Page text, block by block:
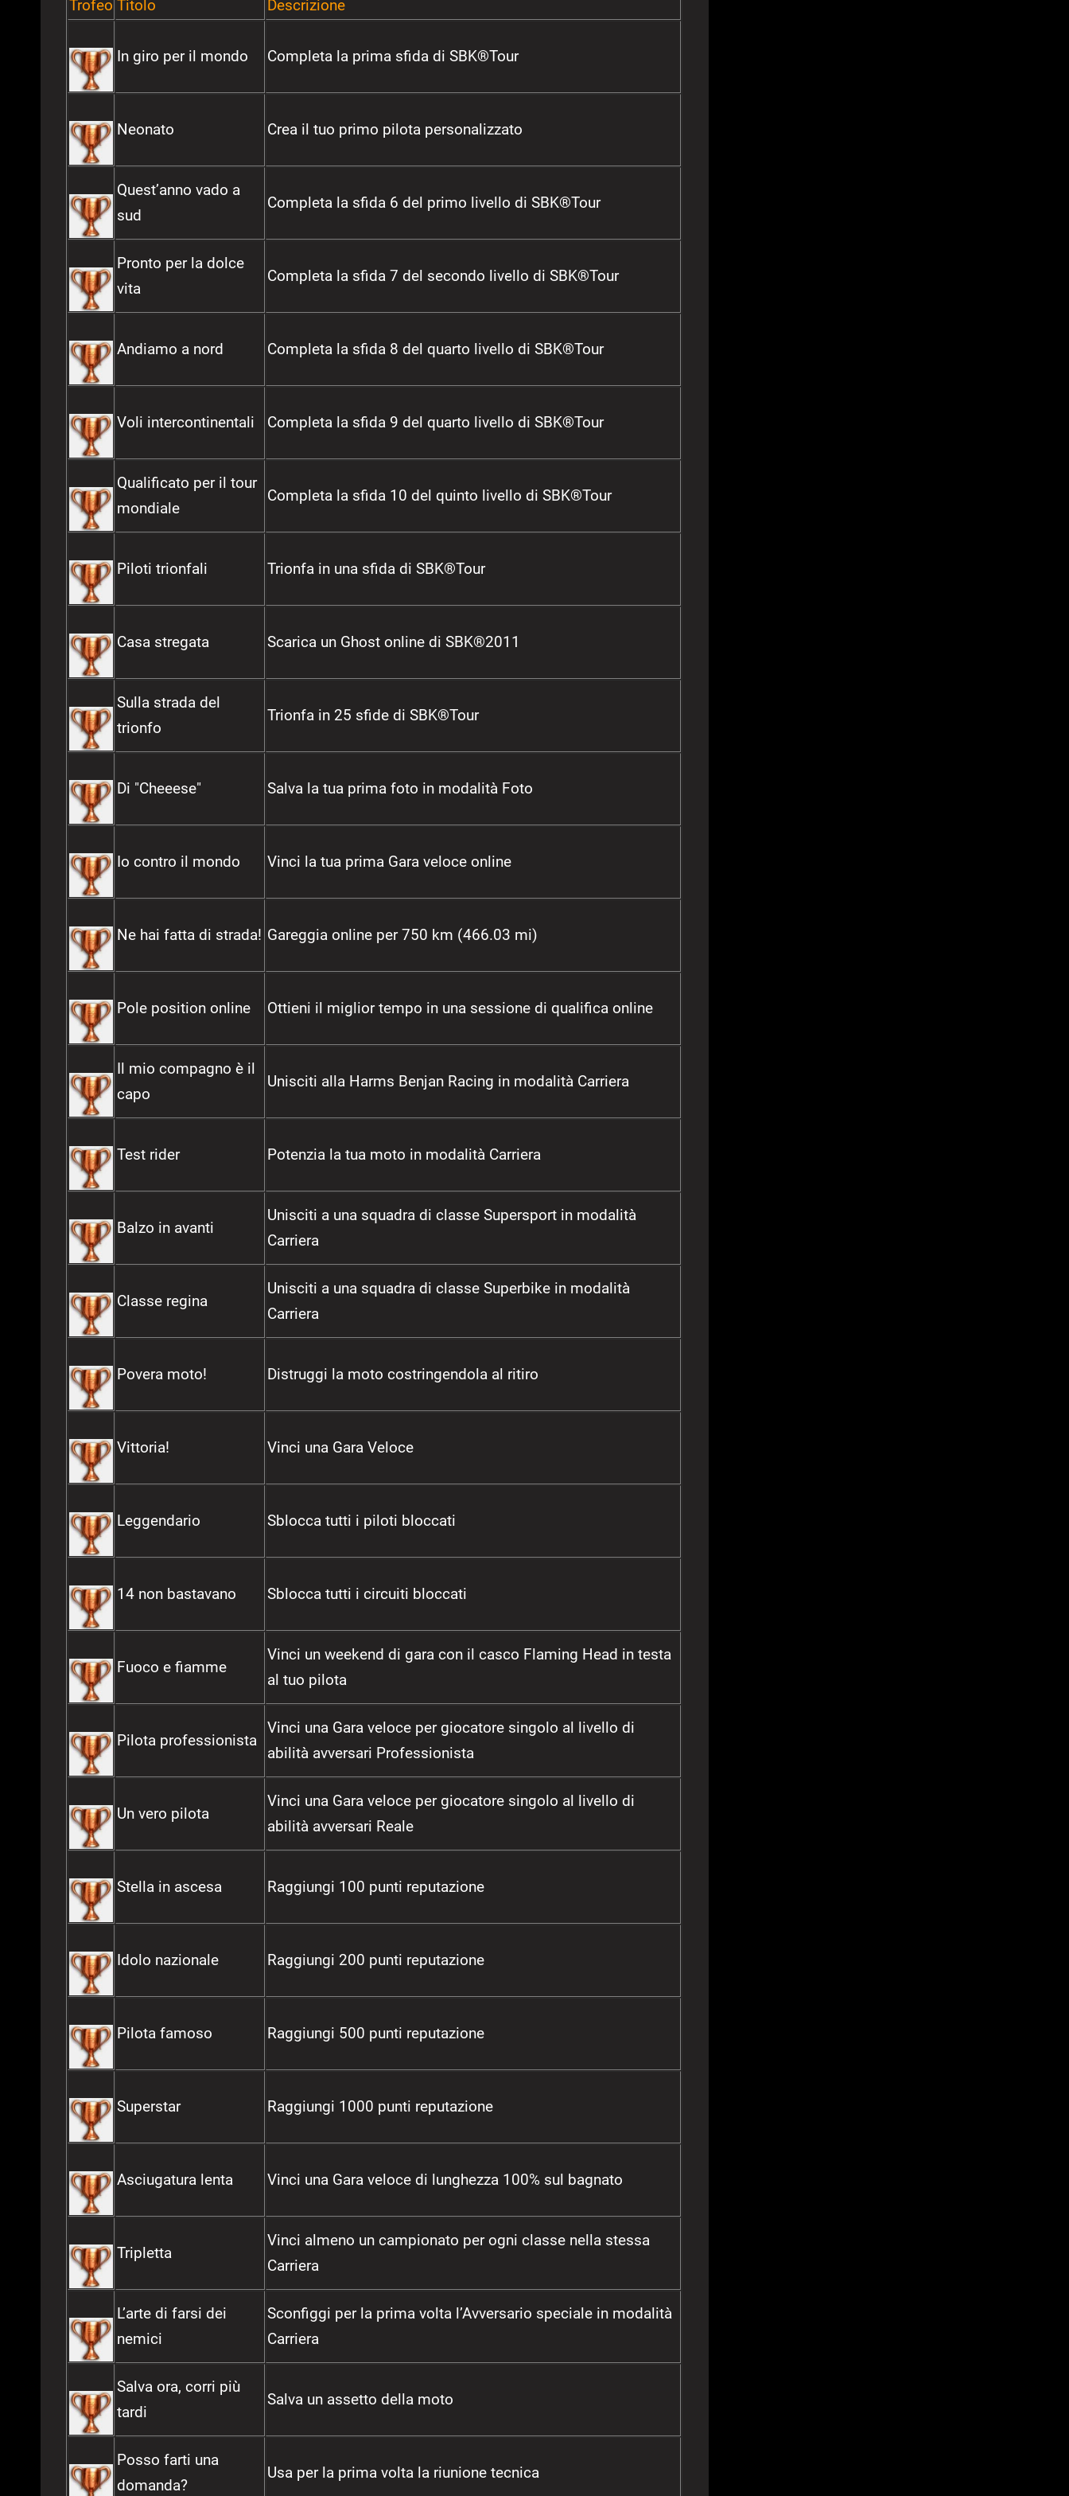
Trofeo Titolo Descrizione
In giro per il mondo Completa la prima sfida di SBK®Tour
Neonato Crea il tuo primo pilota personalizzato
Quest’anno vado a
sud
Completa la sfida 6 del primo livello di SBK®Tour
Pronto per la dolce
vita
Completa la sfida 7 del secondo livello di SBK®Tour
Andiamo a nord Completa la sfida 8 del quarto livello di SBK®Tour
Voli intercontinentali Completa la sfida 9 del quarto livello di SBK®Tour
Qualificato per il tour
mondiale
Completa la sfida 10 del quinto livello di SBK®Tour
Piloti trionfali Trionfa in una sfida di SBK®Tour
Casa stregata Scarica un Ghost online di SBK®2011
Sulla strada del
trionfo
Trionfa in 25 sfide di SBK®Tour
Di "Cheeese" Salva la tua prima foto in modalità Foto
Io contro il mondo Vinci la tua prima Gara veloce online
Ne hai fatta di strada! Gareggia online per 750 km (466.03 mi)
Pole position online Ottieni il miglior tempo in una sessione di qualifica online
Il mio compagno è il
capo
Unisciti alla Harms Benjan Racing in modalità Carriera
Test rider Potenzia la tua moto in modalità Carriera
Balzo in avanti
Unisciti a una squadra di classe Supersport in modalità
Carriera
Classe regina
Unisciti a una squadra di classe Superbike in modalità
Carriera
Povera moto! Distruggi la moto costringendola al ritiro
Vittoria! Vinci una Gara Veloce
Leggendario Sblocca tutti i piloti bloccati
14 non bastavano Sblocca tutti i circuiti bloccati
Fuoco e fiamme
Vinci un weekend di gara con il casco Flaming Head in testa
al tuo pilota
Pilota professionista
Vinci una Gara veloce per giocatore singolo al livello di
abilità avversari Professionista
Un vero pilota
Vinci una Gara veloce per giocatore singolo al livello di
abilità avversari Reale
Stella in ascesa Raggiungi 100 punti reputazione
Idolo nazionale Raggiungi 200 punti reputazione
Pilota famoso Raggiungi 500 punti reputazione
Superstar Raggiungi 1000 punti reputazione
Asciugatura lenta Vinci una Gara veloce di lunghezza 100% sul bagnato
Tripletta
Vinci almeno un campionato per ogni classe nella stessa
Carriera
L’arte di farsi dei
nemici
Sconfiggi per la prima volta l’Avversario speciale in modalità
Carriera
Salva ora, corri più
tardi
Salva un assetto della moto
Posso farti una
domanda?
Usa per la prima volta la riunione tecnica